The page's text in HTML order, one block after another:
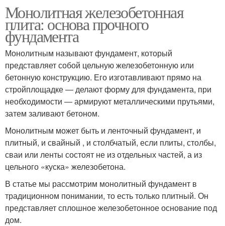
Монолитная железобетонная
плита: основа прочного
фундамента
Монолитным называют фундамент, который
представляет собой цельную железобетонную или
бетонную конструкцию. Его изготавливают прямо на
стройплощадке ― делают форму для фундамента, при
необходимости ― армируют металлическими прутьями,
затем заливают бетоном.
Монолитным может быть и ленточный фундамент, и
плитный, и свайный , и столбчатый, если плиты, столбы,
сваи или ленты состоят не из отдельных частей, а из
цельного «куска» железобетона.
В статье мы рассмотрим монолитный фундамент в
традиционном понимании, то есть только плитный. Он
представляет сплошное железобетонное основание под
дом.